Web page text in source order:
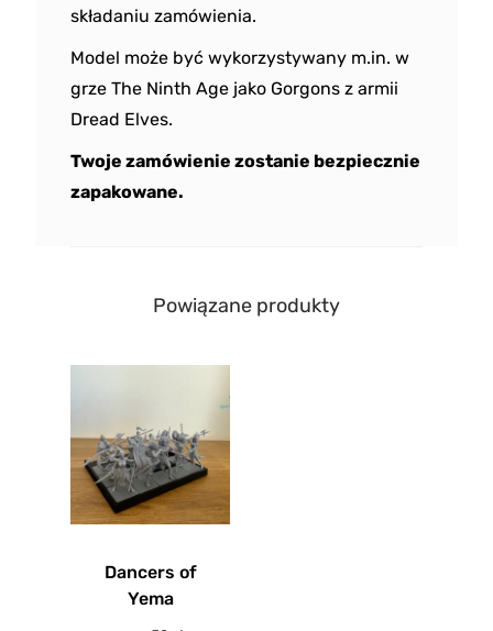
składaniu zamówienia.
Model może być wykorzystywany m.in. w
grze The Ninth Age jako Gorgons z armii
Dread Elves.
Twoje zamówienie zostanie bezpiecznie
zapakowane.
Powiązane produkty
Dancers of
Yema